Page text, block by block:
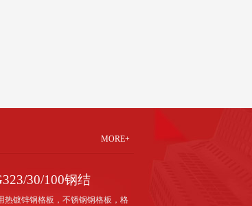
MORE+
30/100钢结
热镀锌钢格板，不锈钢钢格板，格